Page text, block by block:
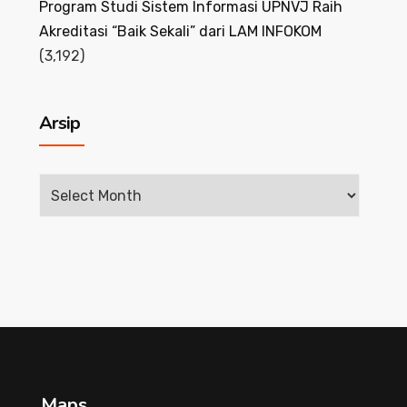
Program Studi Sistem Informasi UPNVJ Raih
Akreditasi “Baik Sekali” dari LAM INFOKOM
(3,192)
Arsip
Arsip